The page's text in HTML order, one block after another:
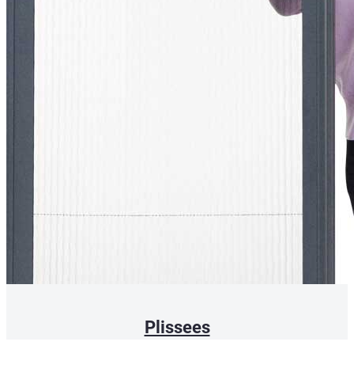
Plissees